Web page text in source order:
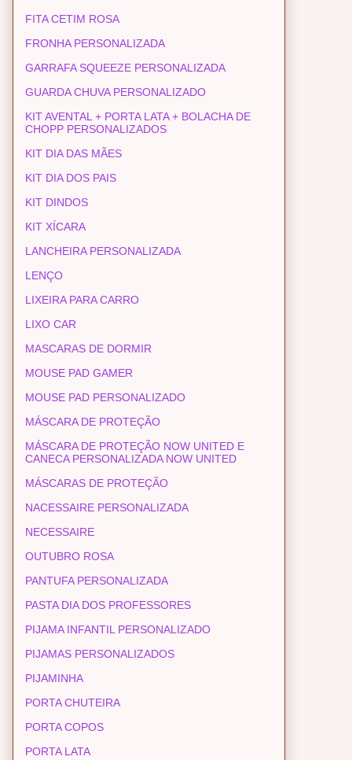
FITA CETIM ROSA
FRONHA PERSONALIZADA
GARRAFA SQUEEZE PERSONALIZADA
GUARDA CHUVA PERSONALIZADO
KIT AVENTAL + PORTA LATA + BOLACHA DE
CHOPP PERSONALIZADOS
KIT DIA DAS MÃES
KIT DIA DOS PAIS
KIT DINDOS
KIT XÍCARA
LANCHEIRA PERSONALIZADA
LENÇO
LIXEIRA PARA CARRO
LIXO CAR
MASCARAS DE DORMIR
MOUSE PAD GAMER
MOUSE PAD PERSONALIZADO
MÁSCARA DE PROTEÇÃO
MÁSCARA DE PROTEÇÃO NOW UNITED E
CANECA PERSONALIZADA NOW UNITED
MÁSCARAS DE PROTEÇÃO
NACESSAIRE PERSONALIZADA
NECESSAIRE
OUTUBRO ROSA
PANTUFA PERSONALIZADA
PASTA DIA DOS PROFESSORES
PIJAMA INFANTIL PERSONALIZADO
PIJAMAS PERSONALIZADOS
PIJAMINHA
PORTA CHUTEIRA
PORTA COPOS
PORTA LATA